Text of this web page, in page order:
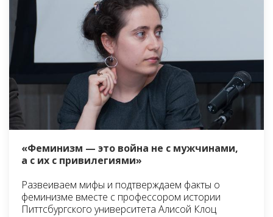
«Феминизм — это война не с мужчинами,
а с их с привилегиями»
Развеиваем мифы и подтверждаем факты о
феминизме вместе с профессором истории
Питтсбургского университета Алисой Клоц